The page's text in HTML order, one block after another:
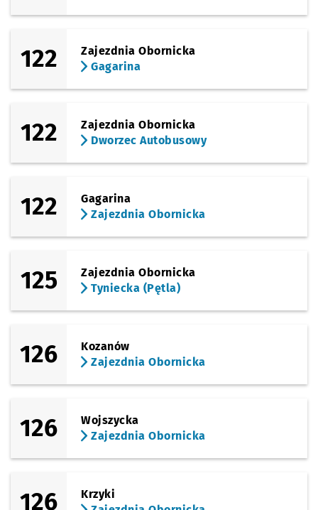
122
Zajezdnia Obornicka
Gagarina
122
Zajezdnia Obornicka
Dworzec Autobusowy
122
Gagarina
Zajezdnia Obornicka
125
Zajezdnia Obornicka
Tyniecka (Pętla)
126
Kozanów
Zajezdnia Obornicka
126
Wojszycka
Zajezdnia Obornicka
126
Krzyki